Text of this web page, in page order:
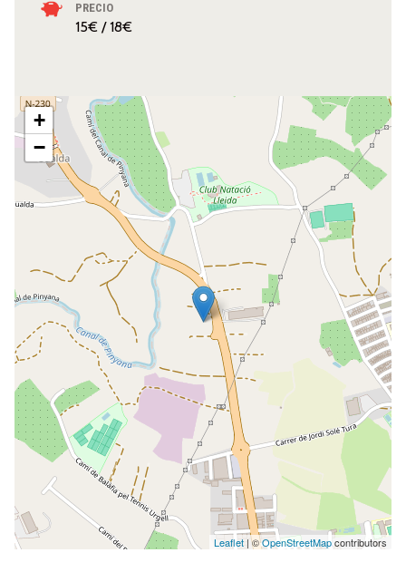
PRECIO
15€ / 18€
+
−
Leaflet | ©OpenStreetMapcontributors